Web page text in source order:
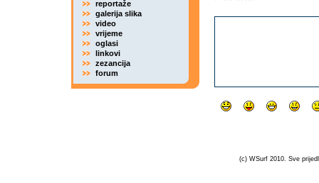
reportaže
galerija slika
video
vrijeme
oglasi
linkovi
zezancija
forum
(c) WSurf 2010. Sve